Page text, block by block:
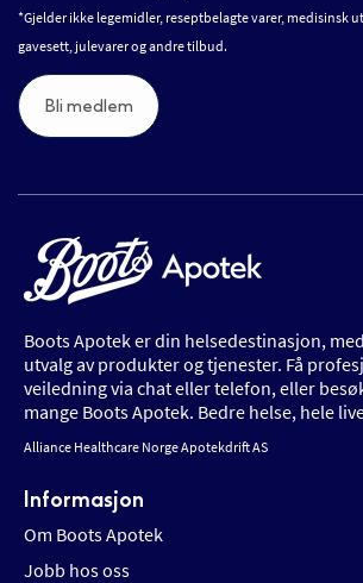
*Gjelder ikke legemidler, reseptbelagte varer, medisinsk
gavesett, julevarer og andre tilbud.
Bli medlem
Boots Apotek er din helsedestinasjon,
utvalg av produkter og tjenester. Få
veiledning via chat eller telefon, eller
mange Boots Apotek. Bedre helse, hele
Alliance Healthcare Norge Apotekdrift AS
Informasjon
Om Boots Apotek
Jobb hos oss